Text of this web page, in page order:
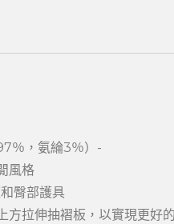
％，氨綸3％）-
風格
臀部護具
方拉伸抽褶板，以實現更好